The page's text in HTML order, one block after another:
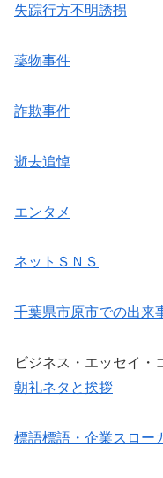
失踪行方不明誘拐
薬物事件
詐欺事件
逝去追悼
エンタメ
ネットＳＮＳ
千葉県市原市での出来
ビジネス・エッセイ・
朝礼ネタと挨拶
標語標語・企業スロー